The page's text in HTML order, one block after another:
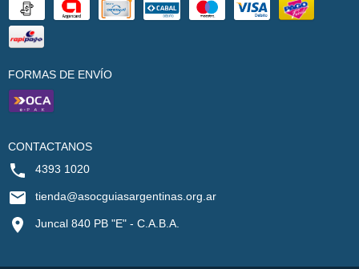
FORMAS DE ENVÍO
CONTACTANOS
4393 1020
tienda@asocguiasargentinas.org.ar
Juncal 840 PB "E" - C.A.B.A.